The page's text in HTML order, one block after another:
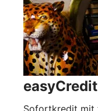
easyCredit
Sofortkredit mit